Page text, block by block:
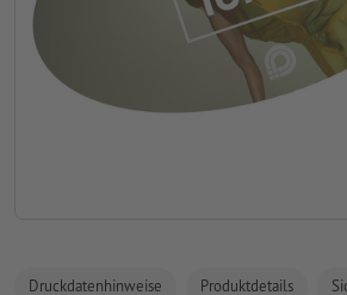
Druckdatenhinweise Produktdetails